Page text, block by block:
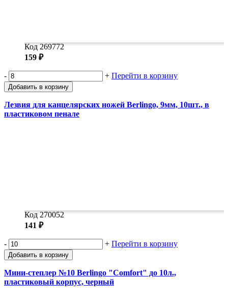
Код 269772
159 ₽
- + Перейти в корзину
Добавить в корзину
Лезвия для канцелярских ножей Berlingo, 9мм, 10шт., в
пластиковом пенале
Код 270052
141 ₽
- + Перейти в корзину
Добавить в корзину
Мини-степлер №10 Berlingo "Comfort" до 10л.,
пластиковый корпус, черный